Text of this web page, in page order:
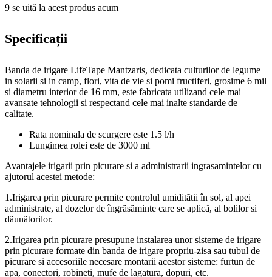
9 se uită la acest produs acum
Specificații
Banda de irigare LifeTape Mantzaris, dedicata culturilor de legume
in solarii si in camp, flori, vita de vie si pomi fructiferi, grosime 6 mil
si diametru interior de 16 mm, este fabricata utilizand cele mai
avansate tehnologii si respectand cele mai inalte standarde de
calitate.
Rata nominala de scurgere este 1.5 l/h
Lungimea rolei este de 3000 ml
Avantajele irigarii prin picurare si a administrarii ingrasamintelor cu
ajutorul acestei metode:
1.Irigarea prin picurare permite controlul umiditãtii în sol, al apei
administrate, al dozelor de îngrãsãminte care se aplicã, al bolilor si
dãunãtorilor.
2.Irigarea prin picurare presupune instalarea unor sisteme de irigare
prin picurare formate din banda de irigare propriu-zisa sau tubul de
picurare si accesoriile necesare montarii acestor sisteme: furtun de
apa, conectori, robineti, mufe de lagatura, dopuri, etc.